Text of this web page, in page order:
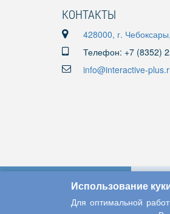
КОНТАКТЫ
428000, г.
Телефон: +7 (8352)
info@interactive-
Использование
Для оптимальной